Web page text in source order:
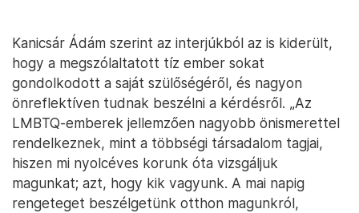
Kanicsár Ádám szerint az interjúkból az is kiderült,
hogy a megszólaltatott tíz ember sokat
gondolkodott a saját szülőségéről, és nagyon
önreflektíven tudnak beszélni a kérdésről. „Az
LMBTQ-emberek jellemzően nagyobb önismerettel
rendelkeznek, mint a többségi társadalom tagjai,
hiszen mi nyolcéves korunk óta vizsgáljuk
magunkat; azt, hogy kik vagyunk. A mai napig
rengeteget beszélgetünk otthon magunkról,